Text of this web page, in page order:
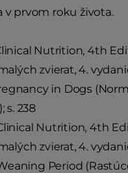
v prvom roku života.
Nutrition, 4th
zvierat, 4.
in Dogs
s. 238
Nutrition, 4th
zvierat, 4.
Period